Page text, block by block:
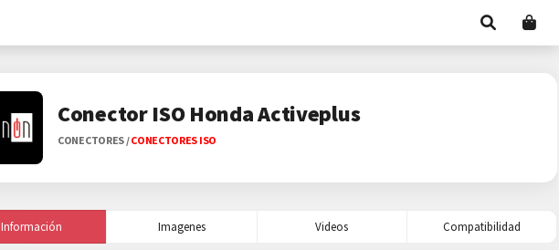
Conector ISO Honda Activeplus
CONECTORES/CONECTORES ISO
Información Imagenes Videos Compatibilidad